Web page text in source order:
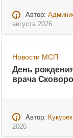
Автор:
августа 2026
Новости МСП
День
врача
Автор:
2026